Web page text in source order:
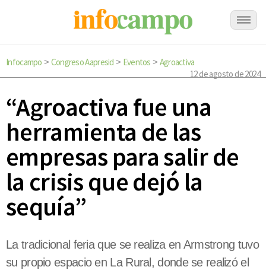
Infocampo > Congreso Aapresid > Eventos > Agroactiva
12 de agosto de 2024
“Agroactiva fue una
herramienta de las
empresas para salir de
la crisis que dejó la
sequía”
La tradicional feria que se realiza en Armstrong tuvo
su propio espacio en La Rural, donde se realizó el